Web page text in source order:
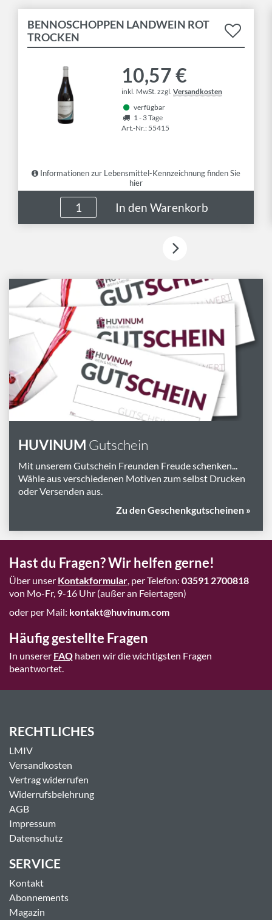
BENNOSCHOPPEN LANDWEIN ROT
TROCKEN
10,57 €
inkl. MwSt. zzgl. Versandkosten
verfügbar
1 - 3 Tage
Art.-Nr.: 55415
Informationen zur Lebensmittel-Kennzeichnung finden Sie
hier
HUVINUM Gutschein
Mit unserem Gutschein Freunden Freude schenken...
Wähle aus verschiedenen Motiven zum selbst Drucken
oder Versenden aus.
Zu den Geschenkgutscheinen »
Hast du Fragen? Wir helfen gerne!
Über unser Kontakformular, per Telefon: 03591 2700818
von Mo-Fr, 9-16 Uhr (außer an Feiertagen)
oder per Mail: kontakt@huvinum.com
Häufig gestellte Fragen
In unserer FAQ haben wir die wichtigsten Fragen
beantwortet.
RECHTLICHES
LMIV
Versandkosten
Vertrag widerrufen
Widerrufsbelehrung
AGB
Impressum
Datenschutz
SERVICE
Kontakt
Abonnements
Magazin